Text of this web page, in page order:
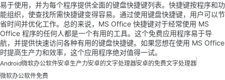
易于使用，并为每个程序提供全面的键盘快捷键列表。快捷键按程序和功
能组织，使查找所需快捷键变得容易。通过使用键盘快捷键，用户可以节
省时间并优化工作。总的来说，MS Office 快捷键对于经常使用 MS
Office 程序的任何人都是一个有用的工具。这个免费应用程序易于导
航，并提供快速访问各种有用的键盘快捷键。如果您想在使用 MS Office
时提高生产力和效率，这个应用程序绝对值得一试。
Android微软办公软件安卓生产力安卓的文字处理器安卓的免费文字处理器
微软办公软件免费